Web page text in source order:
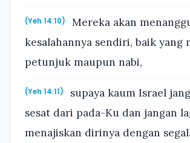
(Yeh 14:10)
Mereka akan
kesalahannya sendiri, baik yang
petunjuk maupun nabi,
(Yeh 14:11)
supaya kaum Israel
sesat dari pada-Ku dan jangan
menajiskan dirinya dengan